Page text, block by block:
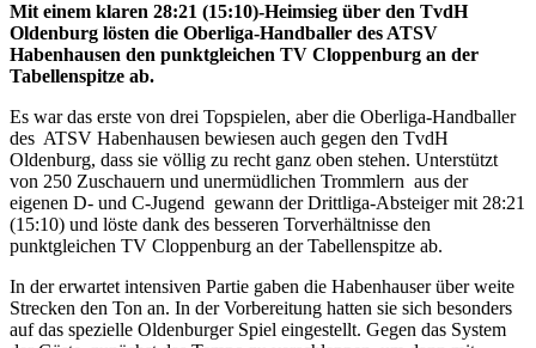
Mit einem klaren 28:21 (15:10)-Heimsieg über den TvdH
Oldenburg lösten die Oberliga-Handballer des ATSV
Habenhausen den punktgleichen TV Cloppenburg an der
Tabellenspitze ab.
Es war das erste von drei Topspielen, aber die Oberliga-Handballer
des ATSV Habenhausen bewiesen auch gegen den TvdH
Oldenburg, dass sie völlig zu recht ganz oben stehen. Unterstützt
von 250 Zuschauern und unermüdlichen Trommlern aus der
eigenen D- und C-Jugend gewann der Drittliga-Absteiger mit 28:21
(15:10) und löste dank des besseren Torverhältnisse den
punktgleichen TV Cloppenburg an der Tabellenspitze ab.
In der erwartet intensiven Partie gaben die Habenhauser über weite
Strecken den Ton an. In der Vorbereitung hatten sie sich besonders
auf das spezielle Oldenburger Spiel eingestellt. Gegen das System